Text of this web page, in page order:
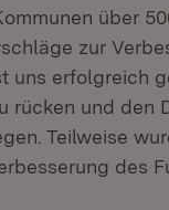
über
zur
uns erfolgreich
rücken und den
Teilweise
des